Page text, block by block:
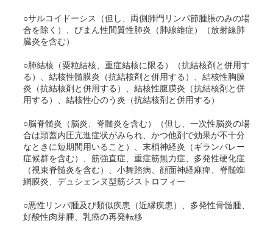
○サルコイドーシス（但し、両側肺門リンパ節腫脹のみの場
合を除く）、びまん性間質性肺炎（肺線維症）（放射線肺
臓炎を含む）
○肺結核（粟粒結核、重症結核に限る）（抗結核剤と併用す
る）、結核性髄膜炎（抗結核剤と併用する）、結核性胸膜
炎（抗結核剤と併用する）、結核性腹膜炎（抗結核剤と併
用する）、結核性心のう炎（抗結核剤と併用する）
○脳脊髄炎（脳炎、脊髄炎を含む）（但し、一次性脳炎の場
合は頭蓋内圧亢進症状がみられ、かつ他剤で効果が不十分
なときに短期間用いること）、末梢神経炎（ギランバレー
症候群を含む）、筋強直症、重症筋無力症、多発性硬化症
（視束脊髄炎を含む）、小舞踏病、顔面神経麻痺、脊髄蜘
網膜炎、デュシェンヌ型筋ジストロフィー
○悪性リンパ腫及び類似疾患（近縁疾患）、多発性骨髄腫、
好酸性肉芽腫、乳癌の再発転移